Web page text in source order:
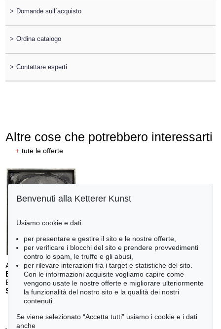
> Domande sull´acquisto
> Ordina catalogo
> Contattare esperti
Altre cose che potrebbero interessarti
+ tute le offerte
Auction 611 - Lot 125001019
E. SCHUMACHER
Bleibild B-3/1970, 1970
Stima:€ 60,000
Benvenuti alla Ketterer Kunst
Usiamo cookie e dati
per presentare e gestire il sito e le nostre offerte,
per verificare i blocchi del sito e prendere provvedimenti
contro lo spam, le truffe e gli abusi,
per rilevare interazioni fra i target e statistiche del sito.
Con le informazioni acquisite vogliamo capire come
vengono usate le nostre offerte e migliorare ulteriormente
la funzionalità del nostro sito e la qualità dei nostri
contenuti.
Se viene selezionato “Accetta tutti” usiamo i cookie e i dati
anche